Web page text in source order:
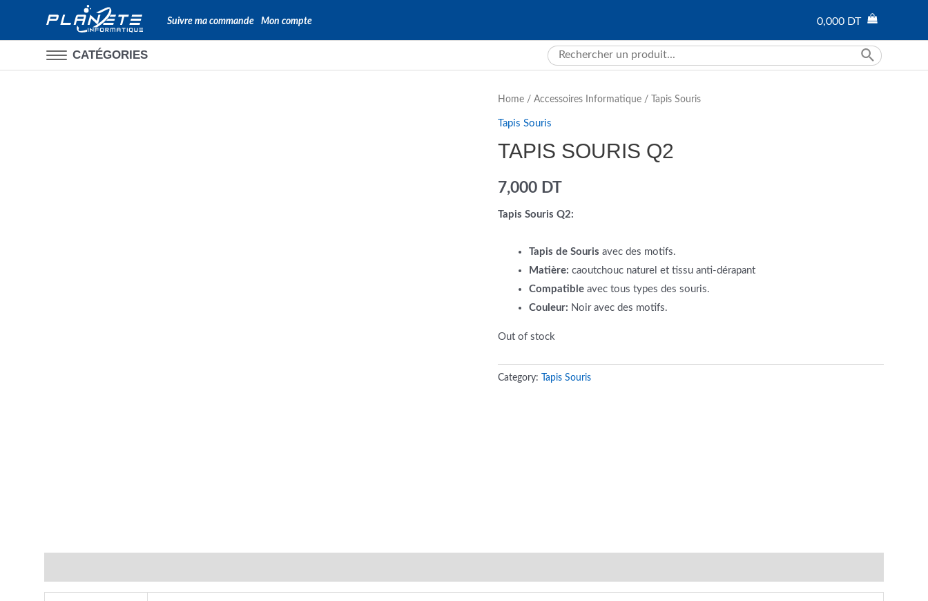
Suivre ma commande Mon compte 0,000 DT
CATÉGORIES
Search
for:
Home/ Accessoires Informatique/ Tapis Souris
Tapis Souris
TAPIS SOURIS Q2
7,000 DT
Tapis Souris Q2:
Tapis de Souris avec des motifs.
Matière: caoutchouc naturel et tissu anti-dérapant
Compatibleavec tous types des souris.
Couleur: Noir avec des motifs.
Out of stock
Category: Tapis Souris